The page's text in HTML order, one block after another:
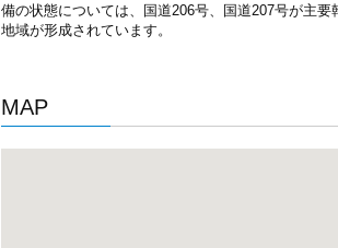
備の状態については、国道206号、国道207号が主
地域が形成されています。
MAP